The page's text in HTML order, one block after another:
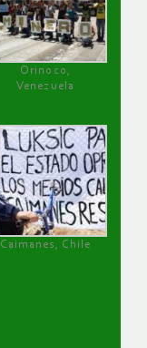
Orinoco,
Venezuela
Caimanes, Chile